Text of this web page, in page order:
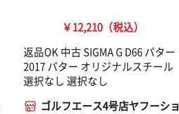
￥12,210（税込）
返品OK 中古 SIGMA G D66 パター
2017 パター オリジナルスチール
選択なし 選択なし
ゴルフエース4号店ヤフーショ